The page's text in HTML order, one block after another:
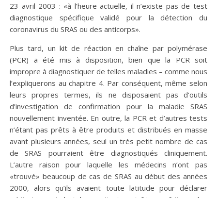
23 avril 2003 : «à l’heure actuelle, il n’existe pas de test
diagnostique spécifique validé pour la détection du
coronavirus du SRAS ou des anticorps».
Plus tard, un kit de réaction en chaîne par polymérase
(PCR) a été mis à disposition, bien que la PCR soit
impropre à diagnostiquer de telles maladies – comme nous
l’expliquerons au chapitre 4. Par conséquent, même selon
leurs propres termes, ils ne disposaient pas d’outils
d’investigation de confirmation pour la maladie SRAS
nouvellement inventée. En outre, la PCR et d’autres tests
n’étant pas prêts à être produits et distribués en masse
avant plusieurs années, seul un très petit nombre de cas
de SRAS pourraient être diagnostiqués cliniquement.
L’autre raison pour laquelle les médecins n’ont pas
«trouvé» beaucoup de cas de SRAS au début des années
2000, alors qu’ils avaient toute latitude pour déclarer